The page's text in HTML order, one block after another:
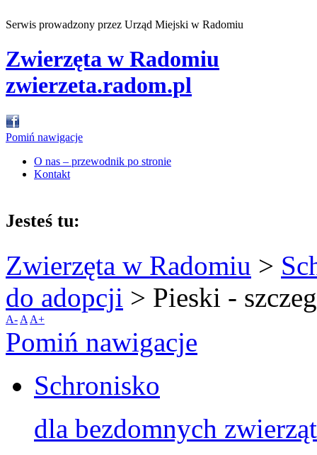
Serwis prowadzony przez Urząd Miejski w Radomiu
Zwierzęta w Radomiu
zwierzeta.radom.pl
Pomiń nawigacje
O nas – przewodnik po stronie
Kontakt
Jesteś tu:
Zwierzęta w Radomiu >
do adopcji > Pieski -
A- A A+
Pomiń nawigacje
Schronisko
dla bezdomnych zwierząt